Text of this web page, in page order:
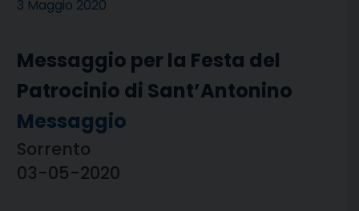
3 Maggio 2020
Messaggio per la Festa del
Patrocinio di Sant’Antonino
Messaggio
Sorrento
03-05-2020